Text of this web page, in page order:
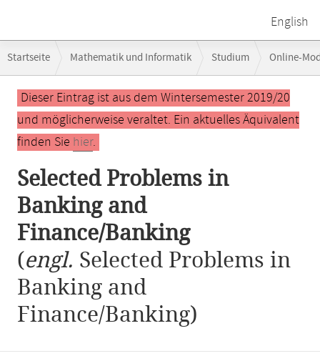
English
Navigation
Startseite Mathematik und Informatik Studium Online-
Selected Problems in Banking and Finance/Banking
Hauptinhalt
Dieser Eintrag ist aus dem Wintersemester 2019/20
und möglicherweise veraltet. Ein aktuelles Äquivalent
finden Sie hier.
Selected Problems in
Banking and
Finance/Banking
(engl. Selected Problems in
Banking and
Finance/Banking)